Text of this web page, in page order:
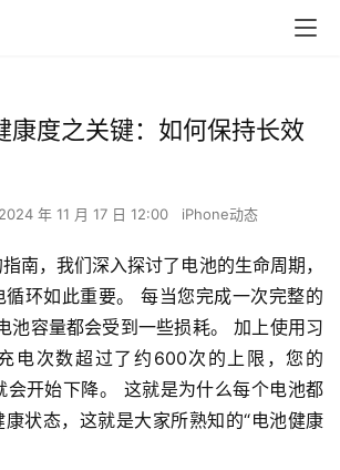
康度之关键：如何保持长效
2024 年 11 月 17 日 12:00 iPhone动态
南，我们深入探讨了电池的生命周期，
环如此重要。 每当您完成一次完整的
池容量都会受到一些损耗。 加上使用习
电次数超过了约600次的上限，您的
会开始下降。 这就是为什么每个电池都
状态，这就是大家所熟知的“电池健康